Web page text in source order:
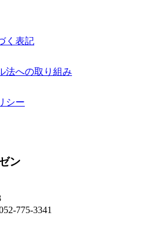
く表記
法への取り組み
シー
ン
775-3341